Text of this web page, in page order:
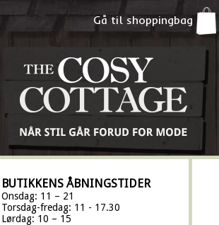
Gå til shoppingbag
BUTIKKENS ÅBNINGSTIDER
Onsdag: 11 – 21
Torsdag-fredag: 11 - 17.30
Lørdag: 10 – 15